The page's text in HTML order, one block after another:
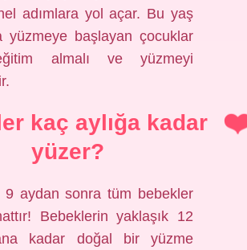
adımlara yol açar. Bu yaş
yüzmeye başlayan çocuklar
almalı ve yüzmeyi
kaç aylığa kadar
yüzer?
9 aydan sonra tüm bebekler
Bebeklerin yaklaşık 12
kadar doğal bir yüzme